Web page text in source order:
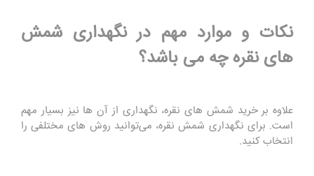
نکات و موارد مهم در نگهداری شمش
های نقره چه می باشد؟
علاوه بر خرید شمش های نقره، نگهداری از آن ها نیز بسیار مهم
است. برای نگهداری شمش نقره، می‌توانید روش‌ های مختلفی را
انتخاب کنید.